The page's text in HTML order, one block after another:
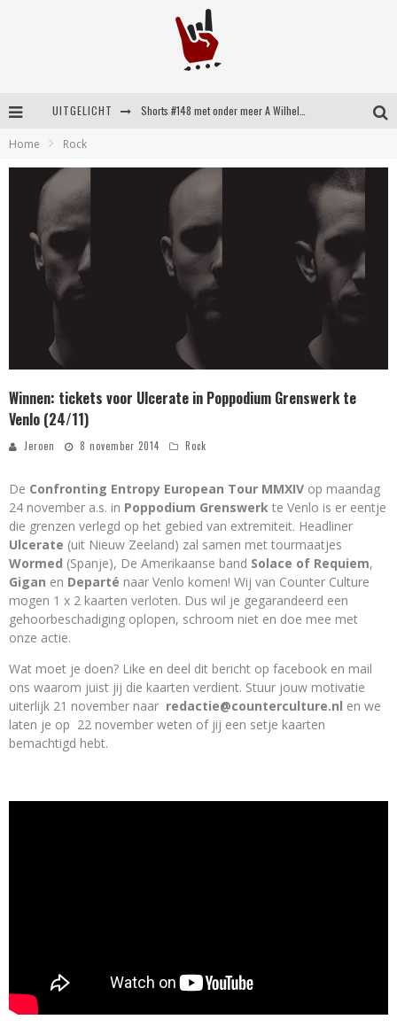
UITGELICHT
Home Rock
Winnen: tickets voor Ulcerate in Poppodium Grenswerk te
Venlo (24/11)
Jeroen 8 november 2014 Rock
De Confronting Entropy European Tour MMXIV op maandag
24 november a.s. in Poppodium Grenswerk te Venlo is er eentje
die grenzen verlegd op het gebied van extremiteit. Headliner
Ulcerate (uit Nieuw Zeeland) zal samen met tourmaatjes
Wormed (Spanje), De Amerikaanse band Solace of Requiem,
Gigan en Departé naar Venlo komen! Wij van Counter Culture
mogen 1 x 2 kaarten verloten. Dus wil je gegarandeerd een
gehoorbeschadiging oplopen, schroom niet en doe mee met
onze actie.
Wat moet je doen? Like en deel dit bericht op facebook en mail
ons waarom juist jij die kaarten verdient. Stuur jouw motivatie
uiterlijk 21 november naar redactie@counterculture.nl en we
laten je op 22 november weten of jij een setje kaarten
bemachtigd hebt.